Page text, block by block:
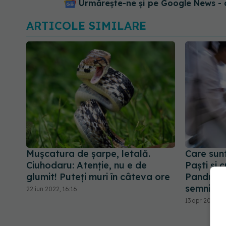
Urmărește-ne și pe Google News -
ARTICOLE SIMILARE
Mușcatura de șarpe, letală.
Ciuhodaru: Atenție, nu e de
glumit! Puteți muri în câteva ore
22 iun 2022, 16:16
Care
Paști și
13 apr 2023,